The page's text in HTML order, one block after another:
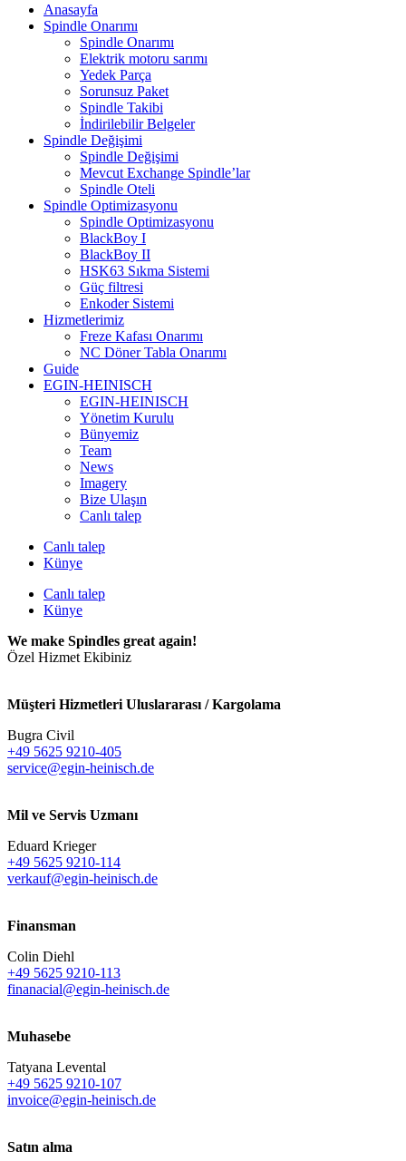
Anasayfa
Spindle Onarımı
Spindle Onarımı
Elektrik motoru sarımı
Yedek Parça
Sorunsuz Paket
Spindle Takibi
İndirilebilir Belgeler
Spindle Değişimi
Spindle Değişimi
Mevcut Exchange Spindle’lar
Spindle Oteli
Spindle Optimizasyonu
Spindle Optimizasyonu
BlackBoy I
BlackBoy II
HSK63 Sıkma Sistemi
Güç filtresi
Enkoder Sistemi
Hizmetlerimiz
Freze Kafası Onarımı
NC Döner Tabla Onarımı
Guide
EGIN-HEINISCH
EGIN-HEINISCH
Yönetim Kurulu
Bünyemiz
Team
News
Imagery
Bize Ulaşın
Canlı talep
Canlı talep
Künye
Canlı talep
Künye
We make Spindles great again!
Özel Hizmet Ekibiniz
Müşteri Hizmetleri Uluslararası / Kargolama
Bugra Civil
+49 5625 9210-405
service@egin-heinisch.de
Mil ve Servis Uzmanı
Eduard Krieger
+49 5625 9210-114
verkauf@egin-heinisch.de
Finansman
Colin Diehl
+49 5625 9210-113
finanacial@egin-heinisch.de
Muhasebe
Tatyana Levental
+49 5625 9210-107
invoice@egin-heinisch.de
Satın alma